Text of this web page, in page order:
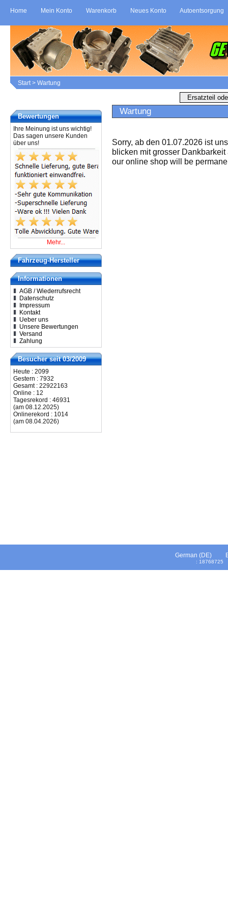
Home Mein Konto Warenkorb Neues Konto Autoentsorgung
Start> Wartung
Wartung
Sorry, ab den 01.07.2026 ist
blicken mit grosser
our online shop will be
Bewertungen
Ihre Meinung ist uns wichtig!
Das sagen unsere Kunden
über uns!
Mehr...
Fahrzeug-Hersteller
Informationen
AGB / Wiederrufsrecht
Datenschutz
Impressum
Kontakt
Ueber uns
Unsere Bewertungen
Versand
Zahlung
Besucher seit 03/2009
Heute : 2099
Gestern : 7932
Gesamt : 22922163
Online : 12
Tagesrekord : 46931
(am 08.12.2025)
Onlinerekord : 1014
(am 08.04.2026)
German (DE)
: